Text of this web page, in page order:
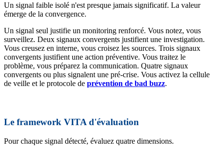
Un signal faible isolé n'est presque jamais significatif. La valeur
émerge de la convergence.
Un signal seul justifie un monitoring renforcé. Vous notez, vous
surveillez. Deux signaux convergents justifient une investigation.
Vous creusez en interne, vous croisez les sources. Trois signaux
convergents justifient une action préventive. Vous traitez le
problème, vous préparez la communication. Quatre signaux
convergents ou plus signalent une pré-crise. Vous activez la cellule
de veille et le protocole de prévention de bad buzz.
Le framework VITA d'évaluation
Pour chaque signal détecté, évaluez quatre dimensions.